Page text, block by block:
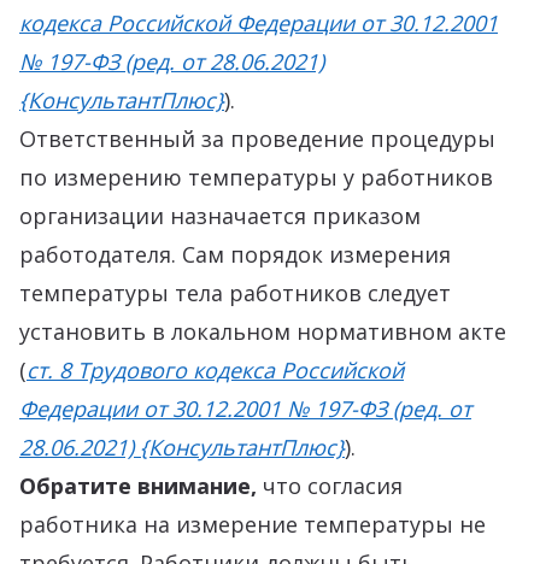
кодекса Российской Федерации от 30.12.2001
№ 197-ФЗ (ред. от 28.06.2021)
{КонсультантПлюс}).
Ответственный за проведение процедуры
по измерению температуры у работников
организации назначается приказом
работодателя. Сам порядок измерения
температуры тела работников следует
установить в локальном нормативном акте
(ст. 8 Трудового кодекса Российской
Федерации от 30.12.2001 № 197-ФЗ (ред. от
28.06.2021) {КонсультантПлюс}).
Обратите внимание, что согласия
работника на измерение температуры не